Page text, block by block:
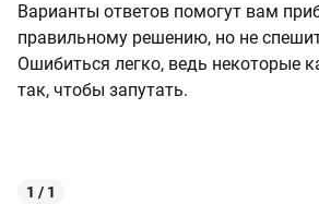
Варианты ответов помогут вам
правильному решению, но не
Ошибиться легко, ведь некоторые
так, чтобы запутать.
1 / 1